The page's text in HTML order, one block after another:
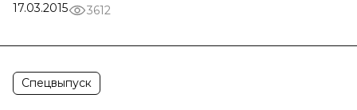
17.03.2015
3612
Спецвыпуск